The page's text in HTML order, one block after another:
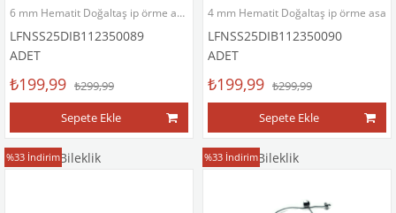
6 mm Hematit Doğaltaş ip örme asansör kapama bileklik
LFNSS25DIB112350089
ADET
₺199,99 ₺299,99
Sepete Ekle
4 mm Hematit Doğaltaş ip örme
LFNSS25DIB112350090
ADET
₺199,99 ₺299,99
Sepete Ekle
Doğaltaş Bileklik
%33 İndirim Doğaltaş Bileklik
%33 İndirim